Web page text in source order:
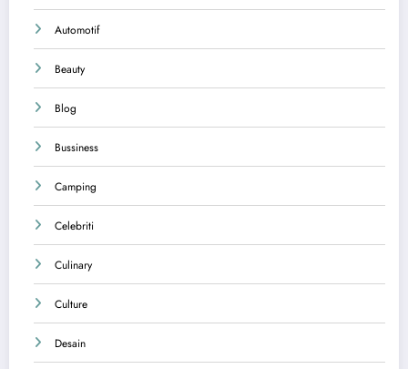
Automotif
Beauty
Blog
Bussiness
Camping
Celebriti
Culinary
Culture
Desain